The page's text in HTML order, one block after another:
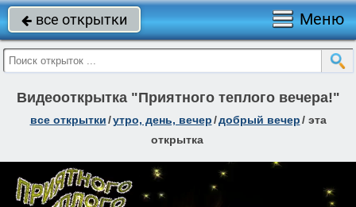
 все открытки Меню
Видеооткрытка "Приятного теплого вечера!"
все открытки/утро, день, вечер/добрый вечер/ эта
открытка